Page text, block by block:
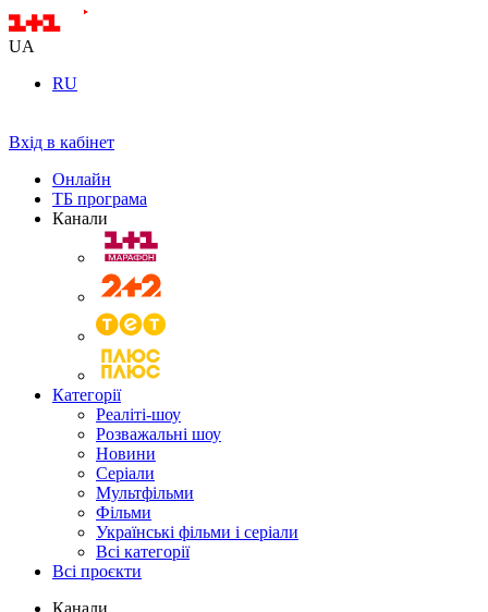
UA
RU
Вхід в кабінет
Онлайн
ТБ програма
Канали
Категорії
Реаліті-шоу
Розважальні шоу
Новини
Серіали
Мультфільми
Фільми
Українські фільми і серіали
Всі категорії
Всі проєкти
Канали